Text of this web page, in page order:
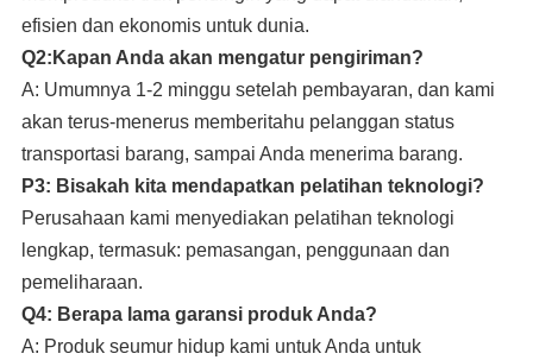
efisien dan ekonomis untuk dunia.
Q2:Kapan Anda akan mengatur pengiriman?
A: Umumnya 1-2 minggu setelah pembayaran, dan kami
akan terus-menerus memberitahu pelanggan status
transportasi barang, sampai Anda menerima barang.
P3: Bisakah kita mendapatkan pelatihan teknologi?
Perusahaan kami menyediakan pelatihan teknologi
lengkap, termasuk: pemasangan, penggunaan dan
pemeliharaan.
Q4: Berapa lama garansi produk Anda?
A: Produk seumur hidup kami untuk Anda untuk